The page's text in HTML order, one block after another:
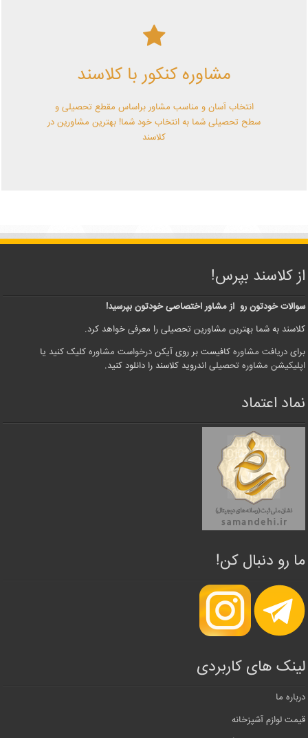
مشاوره کنکور با کلاسند
انتخاب آسان و مناسب مشاور براساس مقطع تحصیلی و
سطح تحصیلی شما به انتخاب خود شما! بهترین مشاورین در
کلاسند
از کلاسند بپرس!
سوالات خودتون رو از مشاور اختصاصی خودتون بپرسید!
کلاسند به شما بهترین مشاورین تحصیلی را معرفی خواهد کرد.
برایدریافت مشاوره کافیست بر روی آیکندرخواست مشاوره کلیک کنید یا
اپلیکیشن مشاوره تحصیلی اندروید کلاسند را دانلود کنید.
نماد اعتماد
ما رو دنبال کن!
لینک های کاربردی
درباره ما
قیمت لوازم آشپزخانه